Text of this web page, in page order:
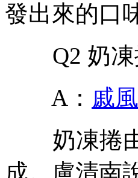
發出來的口
Q2 奶凍
A： 戚
奶凍捲由
成。盧清南